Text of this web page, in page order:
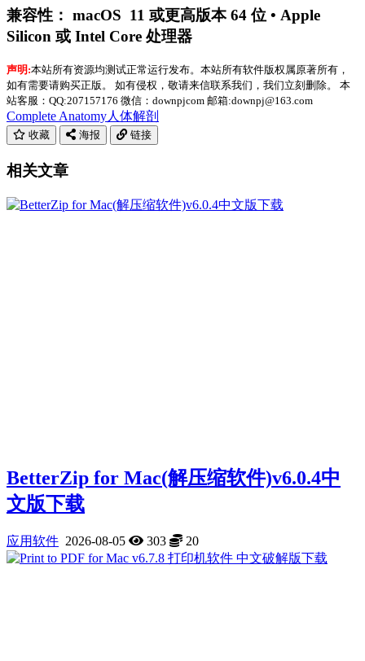
兼容性： macOS 11 或更高版本 64 位 • Apple
Silicon 或 Intel Core 处理器
声明:本站所有资源均测试正常运行发布。本站所有软件版权属原著所有，
如有需要请购买正版。 如有侵权，敬请来信联系我们，我们立刻删除。 本
站客服：QQ:207157176 微信：downpjcom 邮箱:downpj@163.com
Complete Anatomy人体解剖
收藏 海报 链接
相关文章
BetterZip for Mac(解压缩软件)v6.0.4中
文版下载
应用软件 2026-08-05 303 20